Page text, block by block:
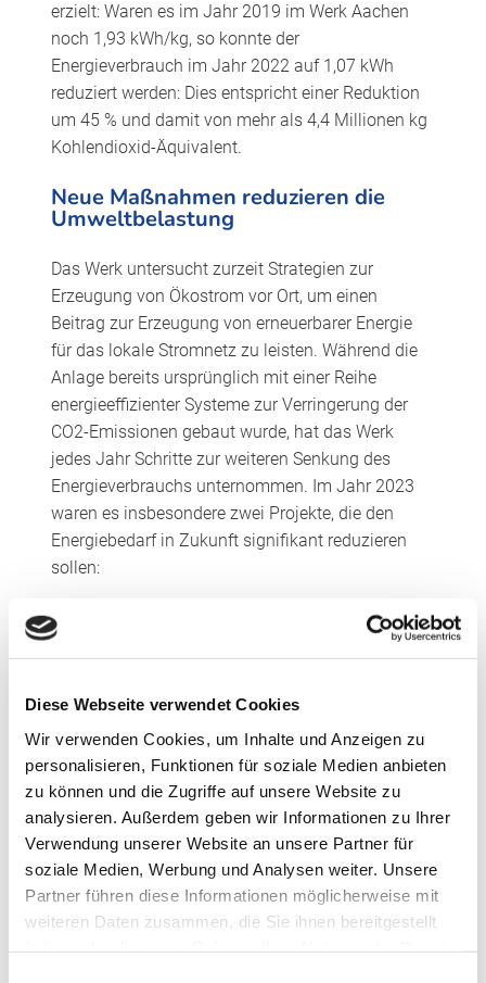
Diese Webseite verwendet Cookies
Wir verwenden Cookies, um Inhalte und Anzeigen zu
personalisieren, Funktionen für soziale Medien anbieten
zu können und die Zugriffe auf unsere Website zu
analysieren. Außerdem geben wir Informationen zu Ihrer
Verwendung unserer Website an unsere Partner für
soziale Medien, Werbung und Analysen weiter. Unsere
Partner führen diese Informationen möglicherweise mit
weiteren Daten zusammen, die Sie ihnen bereitgestellt
erzielt: Waren es im Jahr 2019 im Werk Aachen
noch 1,93 kWh/kg, so konnte der
Energieverbrauch im Jahr 2022 auf 1,07 kWh
reduziert werden: Dies entspricht einer Reduktion
um 45 % und damit von mehr als 4,4 Millionen kg
Kohlendioxid-Äquivalent.
Neue Maßnahmen reduzieren die
Umweltbelastung
Das Werk untersucht zurzeit Strategien zur
Erzeugung von Ökostrom vor Ort, um einen
Beitrag zur Erzeugung von erneuerbarer Energie
für das lokale Stromnetz zu leisten. Während die
Anlage bereits ursprünglich mit einer Reihe
energieeffizienter Systeme zur Verringerung der
CO2-Emissionen gebaut wurde, hat das Werk
jedes Jahr Schritte zur weiteren Senkung des
Energieverbrauchs unternommen. Im Jahr 2023
waren es insbesondere zwei Projekte, die den
Energiebedarf in Zukunft signifikant reduzieren
sollen:
Druckbeaufschlagung verwendet wird,
reduziert werden, ohne dass die Qualität des
produzierten Verbundglases beeinträchtigt
Durch eine Zeitschaltuhr der mit Gas
betriebenen Klimaanlage des
Produktionsbüros wurde die Temperatur
während der Arbeits- und Ruhezeiten
angepasst, so dass die Anlage 26.000 kWh